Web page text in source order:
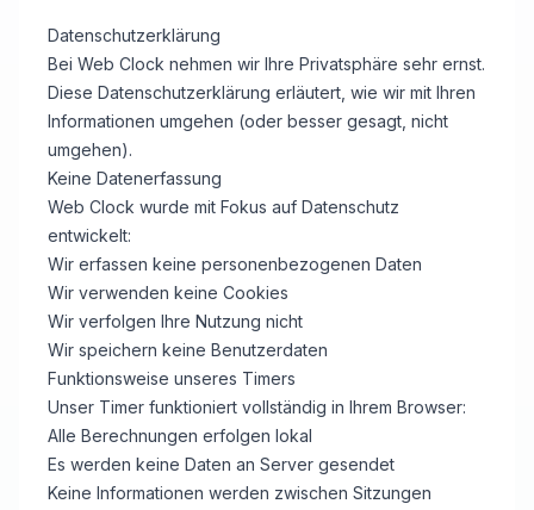
Datenschutzerklärung
Bei Web Clock nehmen wir Ihre Privatsphäre sehr ernst.
Diese Datenschutzerklärung erläutert, wie wir mit Ihren
Informationen umgehen (oder besser gesagt, nicht
umgehen).
Keine Datenerfassung
Web Clock wurde mit Fokus auf Datenschutz
entwickelt:
Wir erfassen keine personenbezogenen Daten
Wir verwenden keine Cookies
Wir verfolgen Ihre Nutzung nicht
Wir speichern keine Benutzerdaten
Funktionsweise unseres Timers
Unser Timer funktioniert vollständig in Ihrem Browser:
Alle Berechnungen erfolgen lokal
Es werden keine Daten an Server gesendet
Keine Informationen werden zwischen Sitzungen